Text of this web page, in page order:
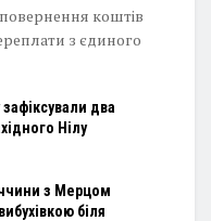
коштів
з єдиного
зафіксували два
Нілу
з Мерцом
біля